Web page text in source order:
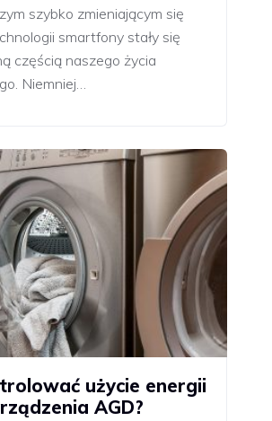
szybko zmieniającym się
smartfony stały się
częścią naszego życia
Niemniej…
użycie energii
AGD?